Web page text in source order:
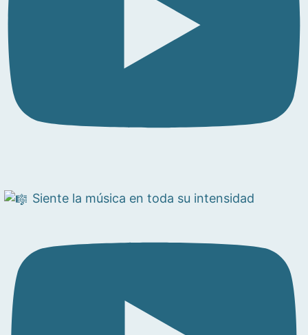
Siente la música en toda su intensidad